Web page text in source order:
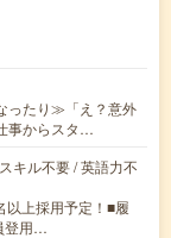
ったり≫「え？意外
事からスタ…
キル不要 / 英語力不
以上採用予定！■履
登用…